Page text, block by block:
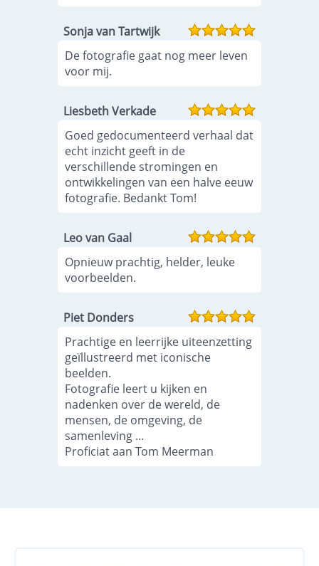
Sonja van Tartwijk
De fotografie gaat nog meer leven
voor mij.
Liesbeth Verkade
Goed gedocumenteerd verhaal dat
echt inzicht geeft in de
verschillende stromingen en
ontwikkelingen van een halve eeuw
fotografie. Bedankt Tom!
Leo van Gaal
Opnieuw prachtig, helder, leuke
voorbeelden.
Piet Donders
Prachtige en leerrijke uiteenzetting
geïllustreerd met iconische
beelden.
Fotografie leert u kijken en
nadenken over de wereld, de
mensen, de omgeving, de
samenleving ...
Proficiat aan Tom Meerman